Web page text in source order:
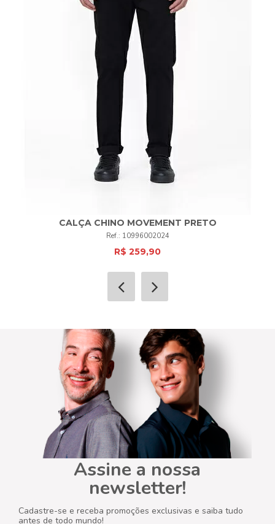
CALÇA CHINO MOVEMENT PRETO
10996002024
R$ 259,90
Assine a nossa
newsletter!
Cadastre-se e receba promoções exclusivas e saiba tudo
antes de todo mundo!